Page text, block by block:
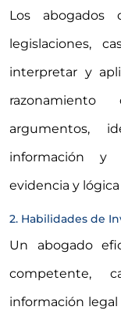
Los abogados
legislaciones,
interpretar y
argumentos,
información y
evidencia y
2. Habilidades de
Un abogado
competente,
información